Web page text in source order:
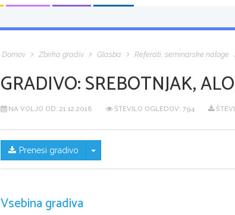
Domov Zbirka gradiv Glasba Referati, seminarske naloge
GRADIVO:SREBOTNJAK,
NA VOLJO OD: 21.12.2018 ŠTEVILO OGLEDOV: 794
Prenesi gradivo Skrij/prikaži meni
Vsebina gradiva